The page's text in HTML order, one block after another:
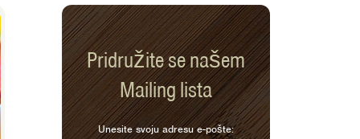
Pridružite se našem
Mailing lista
Unesite svoju adresu e-pošte: